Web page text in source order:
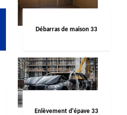
Débarras de maison 33
Enlèvement d'épave 33